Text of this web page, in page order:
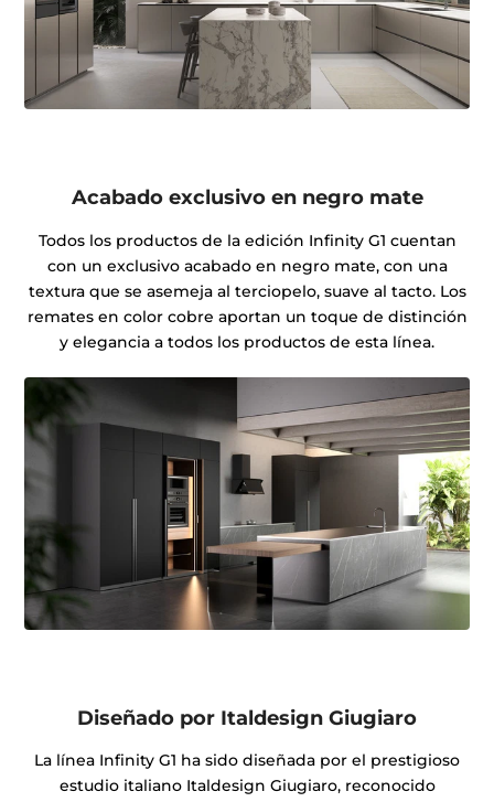
Acabado exclusivo en negro mate
Todos los productos de la edición Infinity G1 cuentan
con un exclusivo acabado en negro mate, con una
textura que se asemeja al terciopelo, suave al tacto. Los
remates en color cobre aportan un toque de distinción
y elegancia a todos los productos de esta línea.
Diseñado por Italdesign Giugiaro
La línea Infinity G1 ha sido diseñada por el prestigioso
estudio italiano Italdesign Giugiaro, reconocido